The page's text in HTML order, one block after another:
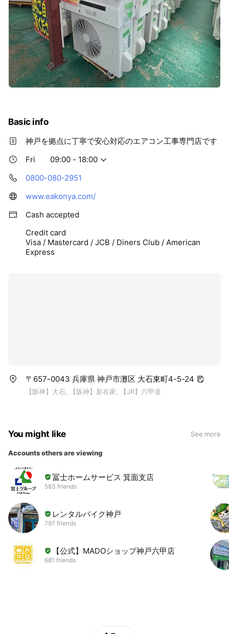
Basic info
神戸を拠点に丁寧で安心対応のエアコン工事専門店です
Fri
09:00 - 18:00
0800-080-2951
www.eakonya.com/
Cash accepted
Credit card
Visa / Mastercard / JCB / Diners Club / American
Express
〒657-0043 兵庫県 神戸市灘区 大石東町4-5-24
【阪神】大石, 【阪神】新在家, 【JR】六甲道
You might like See more
Accounts others are viewing
冨士ホームサービス 箕面支店
583 friends
レンタルバイク神戸
797 friends
【公式】MADOショップ神戸六甲店
681 friends